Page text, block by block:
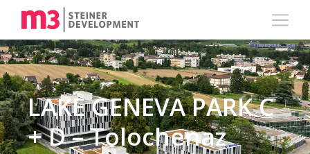
LAKE GENEVA PARK C
+ D – Tolochenaz